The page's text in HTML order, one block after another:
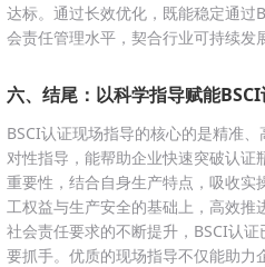
达标。通过长效优化，既能稳定通过
会责任管理水平，契合行业可持续发
六、结尾：以科学指导赋能
BSCI认证现场指导的核心的是精准
对性指导，能帮助企业快速突破认证
重要性，结合自身生产特点，吸收实
工权益与生产安全的基础上，高效推
社会责任要求的不断提升，BSCI认
要抓手。优质的现场指导不仅能助力